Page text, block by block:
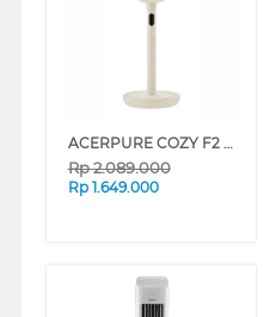
ACERPURE COZY F2 PEDESTAL AIR CIRCULATOR AF773-20Y BEIGE
Rp2.089.000
Rp 1.649.000